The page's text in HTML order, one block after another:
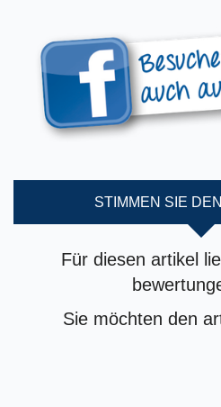
STIMMEN SIE
Für diesen artikel
Sie möchten den